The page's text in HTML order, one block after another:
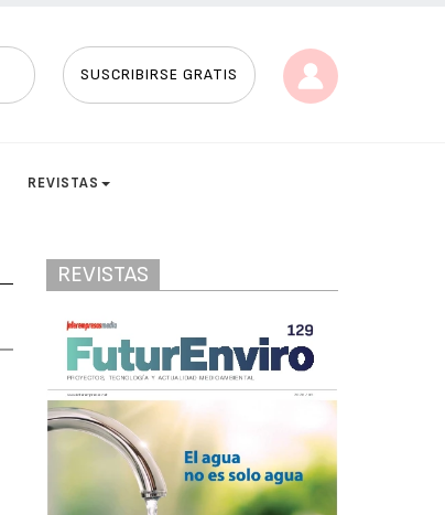
SUSCRIBIRSE GRATIS
REVISTAS
REVISTAS